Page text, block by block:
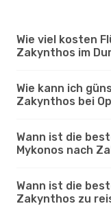
Wie viel kosten
Zakynthos im
Wie kann ich
Zakynthos bei
Wann ist die
Mykonos nach
Wann ist die
Zakynthos zu